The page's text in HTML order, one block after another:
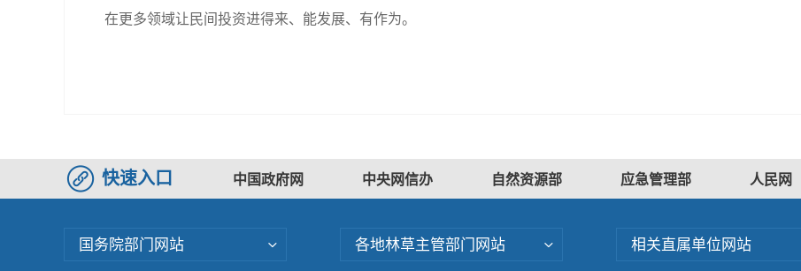
在更多领域让民间投资进得来、能发展、有作为。
快速入口 中国政府网 中央网信办 自然资源部 应急管理部 人民网
国务院部门网站 各地林草主管部门网站 相关直属单位网站